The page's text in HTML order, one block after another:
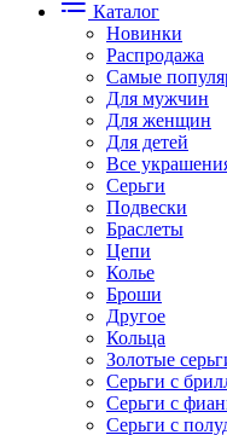
Каталог
Новинки
Распродажа
Самые
Для мужчин
Для женщин
Для детей
Все
Серьги
Подвески
Браслеты
Цепи
Колье
Броши
Другое
Кольца
Золотые
Серьги с
Серьги с
Серьги с